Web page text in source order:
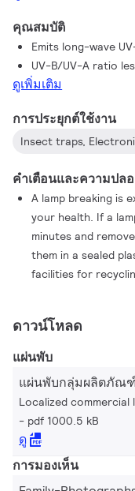
strict HACCP
คุณสมบัติ
Emits long-wave
UV-B/UV-A ratio
ดูเพิ่มเติม
การประยุกต์ใช้งาน
Insect traps,
คำเตือนและความปล
A lamp breaking is
your health. If a
minutes and
them in a sealed
facilities for
ดาวน์โหลด
แผ่นพับ
แผ่นพับกลุ่มผลิตภัณฑ์
Localized commercial
pdf 1000.5 kB
ดู
การมองเห็น